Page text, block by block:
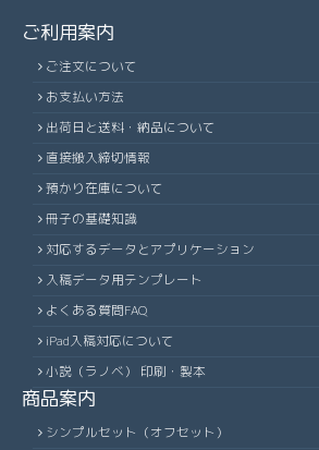
ご利用案内
ご注文について
お支払い方法
出荷日と送料・納品について
直接搬入締切情報
預かり在庫について
冊子の基礎知識
対応するデータとアプリケーション
入稿データ用テンプレート
よくある質問FAQ
iPad入稿対応について
小説（ラノベ） 印刷・製本
商品案内
シンプルセット（オフセット）